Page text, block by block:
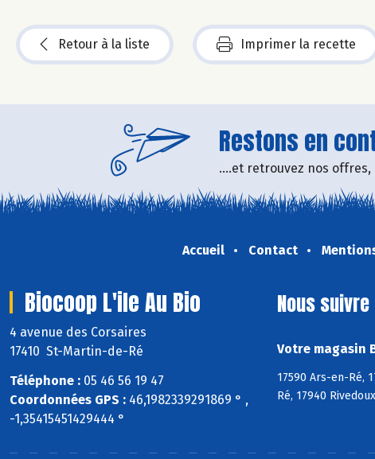
Retour à la liste Imprimer la recette
Restons en
....et retrouvez nos
Accueil Contact
Biocoop L'ile Au Bio
4 avenue des Corsaires
17410 St-Martin-de-Ré
Téléphone : 05 46 56 19 47
Coordonnées GPS : 46,1982339291869 ° ,
-1,35415451429444 °
Nous
Votre magasin
17590 Ars-en-Ré,
Ré, 17940